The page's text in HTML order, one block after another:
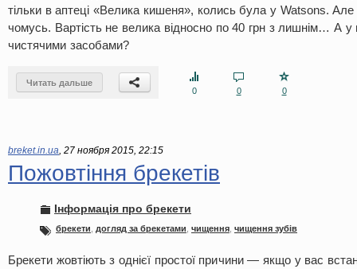
тільки в аптеці «Велика кишеня», колись була у Watsons.
чомусь. Вартість не велика відносно по 40 грн з лишнім… А у
чистячими засобами?
Читать дальше
0
0 0
breket.in.ua, 27 ноября 2015, 22:15
Пожовтіння брекетів
Інформація про брекети
брекети догляд за брекетами чищення чищення зубів
Брекети жовтіють з однієї простої причини — якщо у вас